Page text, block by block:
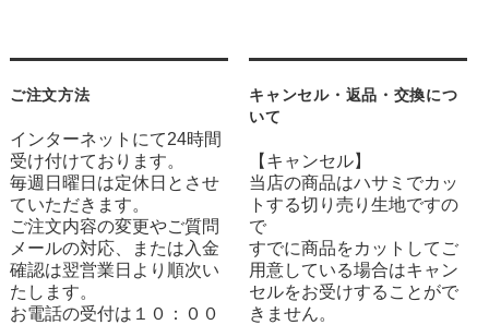
ご注文方法
インターネットにて24時間
受け付けております。
毎週日曜日は定休日とさせ
ていただきます。
ご注文内容の変更やご質問
メールの対応、または入金
確認は翌営業日より順次い
たします。
お電話の受付は１０：００
キャンセル・返品・交換につ
いて
【キャンセル】
当店の商品はハサミでカッ
トする切り売り生地ですの
で
すでに商品をカットしてご
用意している場合はキャン
セルをお受けすることがで
きません。